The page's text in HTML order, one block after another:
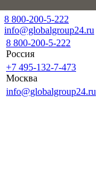
8 800-200-5-222
info@globalgroup24.ru
8 800-200-5-222
Россия
+7 495-132-7-473
Москва
info@globalgroup24.ru